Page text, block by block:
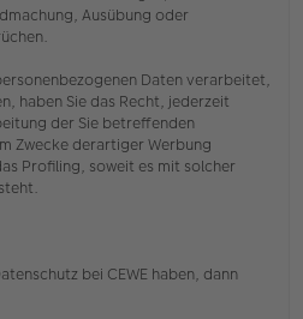
Ausübung oder
Daten verarbeitet,
haben Sie das Recht, jederzeit
der Sie betreffenden
Zwecke derartiger Werbung
Profiling, soweit es mit solcher
bei CEWE haben, dann